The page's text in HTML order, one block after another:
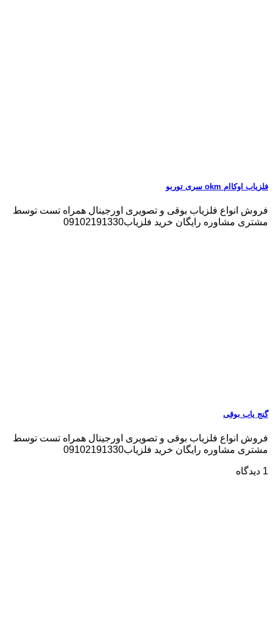
فلزیاب اوکاام okm سری توربو
فروش انواع فلزیاب بوقی و تصویری اورجینال همراه تست توسط
مشتری مشاوره رایگان خرید فلزیاب09102191330
گنج یاب بوقی
فروش انواع فلزیاب بوقی و تصویری اورجینال همراه تست توسط
مشتری مشاوره رایگان خرید فلزیاب09102191330
1 دیدگاه